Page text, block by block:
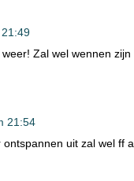
Zal wel wennen zijn
21:54
uit zal wel ff